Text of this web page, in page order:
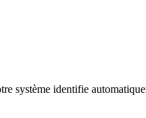
système identifie